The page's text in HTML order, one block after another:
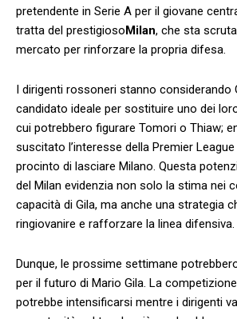
pretendente in Serie ⁣A per il giovane
tratta del prestigiosoMilan, che sta
​mercato per⁤ rinforzare​ la propria difesa.
I dirigenti rossoneri stanno considerando
candidato ideale per sostituire ​uno dei
cui ‍potrebbero figurare Tomori o Thiaw;
suscitato l’interesse della Premier
procinto⁤ di lasciare Milano. Questa
del Milan evidenzia non solo⁣ la stima nei
capacità‌ di Gila, ma anche una‍ strategia
ringiovanire e⁤ rafforzare​ la linea difensiva.
Dunque, le prossime settimane
per il futuro di Mario Gila. La
potrebbe‌ intensificarsi mentre i dirigenti